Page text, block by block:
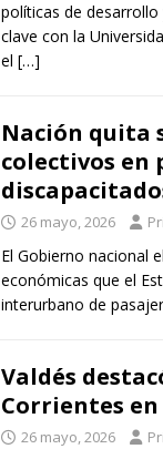
políticas de
clave con la
el […]
Nación quita
colectivos en
26 mayo, 2026
El Gobierno nacional
económicas que el
interurbano de
Valdés
Corrientes
26 mayo, 2026